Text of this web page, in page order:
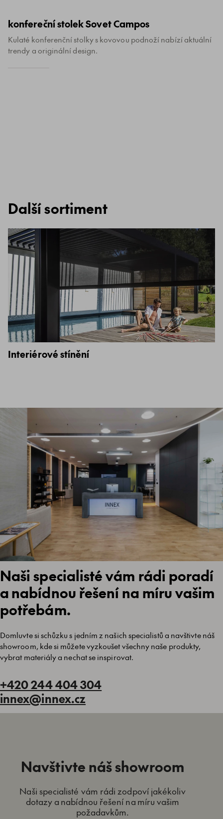
konfereční stolek Sovet Campos
Kulaté konferenční stolky s kovovou podnoží nabízí aktuální
trendy a originální design.
Další sortiment
Interiérové stínění
Naši specialisté vám rádi poradí
a nabídnou řešení na míru vašim
potřebám.
Domluvte si schůzku s jedním z našich specialistů a navštivte náš
showroom, kde si můžete vyzkoušet všechny naše produkty,
vybrat materiály a nechat se inspirovat.
+420 244 404 304
innex@innex.cz
Navštivte náš showroom
Naši specialisté vám rádi zodpoví jakékoliv
dotazy a nabídnou řešení na míru vašim
požadavkům.